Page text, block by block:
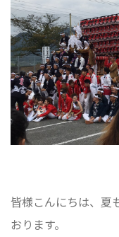
皆様こんにちは、夏
おります。